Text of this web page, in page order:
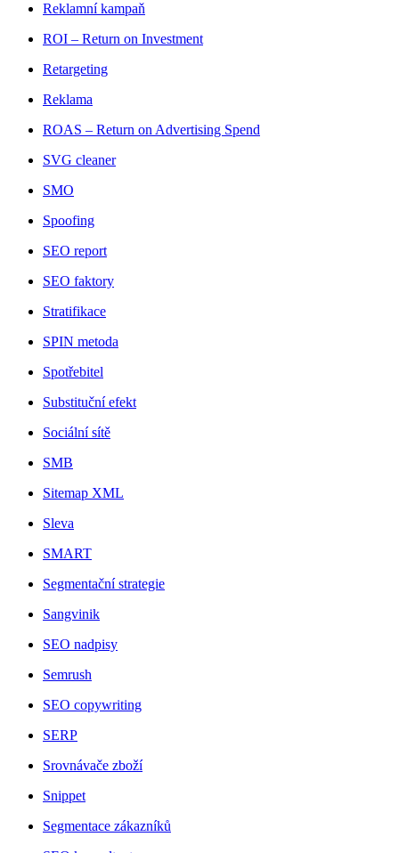
Reklamní kampaň
ROI – Return on Investment
Retargeting
Reklama
ROAS – Return on Advertising Spend
SVG cleaner
SMO
Spoofing
SEO report
SEO faktory
Stratifikace
SPIN metoda
Spotřebitel
Substituční efekt
Sociální sítě
SMB
Sitemap XML
Sleva
SMART
Segmentační strategie
Sangvinik
SEO nadpisy
Semrush
SEO copywriting
SERP
Srovnávače zboží
Snippet
Segmentace zákazníků